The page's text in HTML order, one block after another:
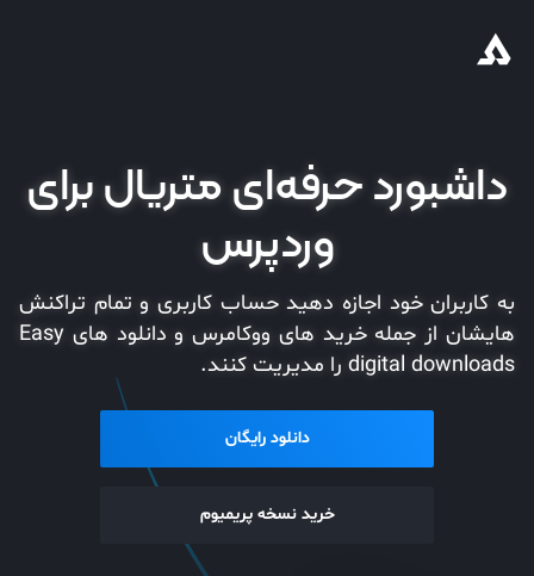
داشبورد حرفه‌ای متریال برای
وردپرس
به کاربران خود اجازه دهید حساب کاربری‌ و تمام تراکنش
هایشان از جمله خرید های ووکامرس و دانلود های Easy
digital downloads را مدیریت کنند.
دانلود رایگان
خرید نسخه پریمیوم